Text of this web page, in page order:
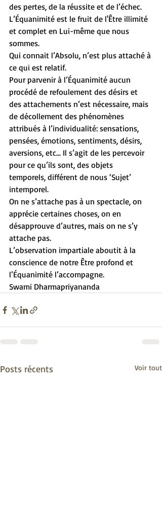
des pertes, de la réussite et de l’échec.
L’Équanimité est le fruit de l'Être illimité
et complet en Lui-même que nous
sommes.
Qui connait l’Absolu, n’est plus attaché à
ce qui est relatif.
Pour parvenir à l’Équanimité aucun
procédé de refoulement des désirs et
des attachements n’est nécessaire, mais
de décollement des phénomènes
attribués à l’individualité: sensations,
pensées, émotions, sentiments, désirs,
aversions, etc... Il s’agit de les percevoir
pour ce qu’ils sont, des objets
temporels, différent de nous ‘Sujet’
intemporel.
On ne s’attache pas à un spectacle, on
apprécie certaines choses, on en
désapprouve d’autres, mais on ne s’y
attache pas.
L’observation impartiale aboutit à la
conscience de notre Être profond et
l’Équanimité l’accompagne.
Swami Dharmapriyananda
Posts récents Voir tout